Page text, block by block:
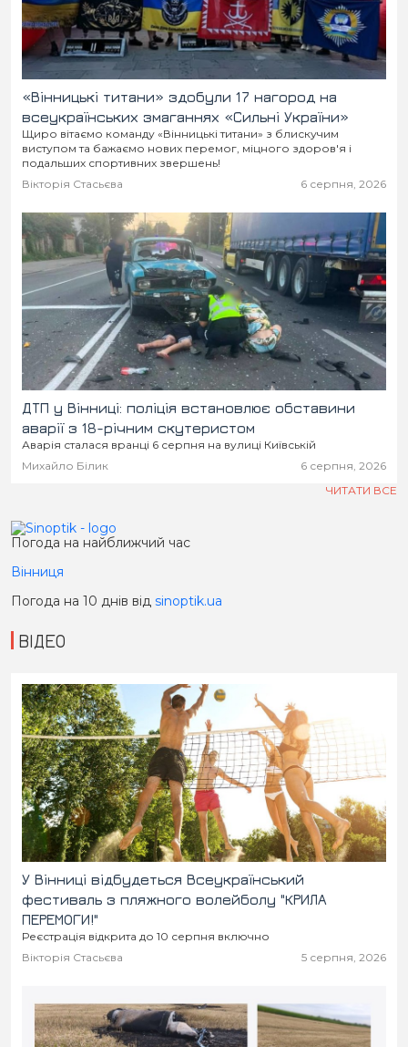
«Вінницькі титани» здобули 17 нагород на
всеукраїнських змаганнях «Сильні України»
Щиро вітаємо команду «Вінницькі титани» з блискучим
виступом та бажаємо нових перемог, міцного здоров'я і
подальших спортивних звершень!
Вікторія Стасьєва
6 серпня, 2026
ДТП у Вінниці: поліція встановлює обставини
аварії з 18-річним скутеристом
Аварія сталася вранці 6 серпня на вулиці Київській
Михайло Білик
6 серпня, 2026
ЧИТАТИ ВСЕ
Погода на найближчий час
Вінниця
Погода на 10 днів від sinoptik.ua
ВІДЕО
У Вінниці відбудеться Всеукраїнський
фестиваль з пляжного волейболу "КРИЛА
ПЕРЕМОГИ!"
Реєстрація відкрита до 10 серпня включно
Вікторія Стасьєва
5 серпня, 2026